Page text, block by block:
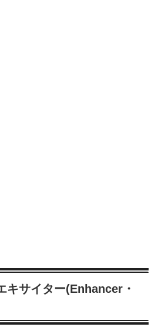
キサイター(Enhancer・